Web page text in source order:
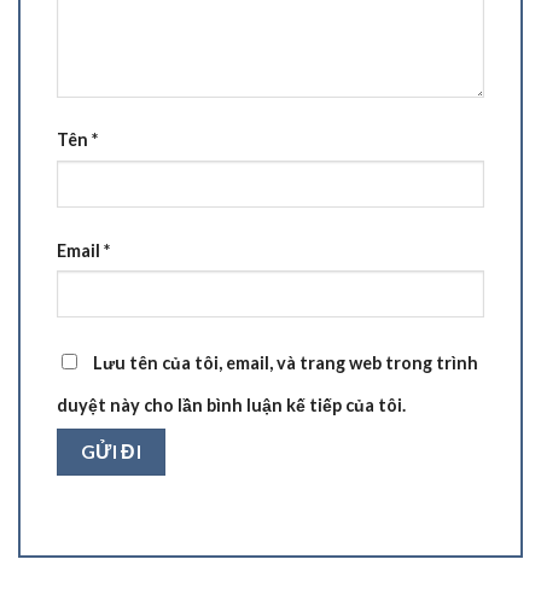
Tên *
Email *
Lưu tên của tôi, email, và trang web trong trình
duyệt này cho lần bình luận kế tiếp của tôi.